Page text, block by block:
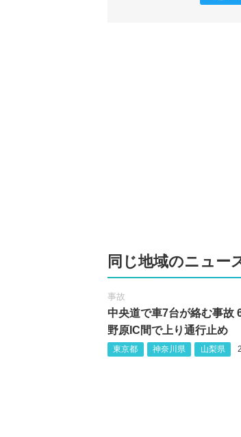
同じ地域のニュー
事故
中央道で車7台が絡む事故
野原IC間で上り通行止め
東京都 神奈川県 山梨県